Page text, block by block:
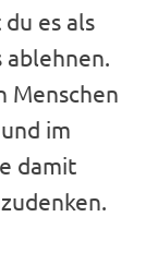
es als
ablehnen.
Menschen
im
damit